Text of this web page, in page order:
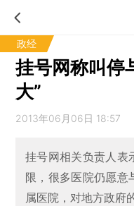
政经
挂号网称叫停
大”
2013年06月06日 18:57
挂号网相关负责人表
限，很多医院仍愿意
属医院，对地方政府